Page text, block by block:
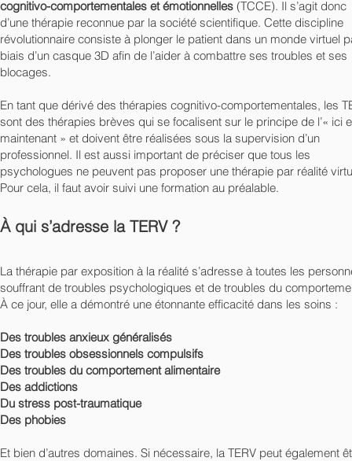
cognitivo-comportementales et émotionnelles (TCCE). Il s’agit donc
d’une thérapie reconnue par la société scientifique. Cette discipline
révolutionnaire consiste à plonger le patient dans un monde virtuel
biais d’un casque 3D afin de l’aider à combattre ses troubles et ses
blocages.
En tant que dérivé des thérapies cognitivo-comportementales, les
sont des thérapies brèves qui se focalisent sur le principe de l’« ici
maintenant » et doivent être réalisées sous la supervision d’un
professionnel. Il est aussi important de préciser que tous les
psychologues ne peuvent pas proposer une thérapie par réalité
Pour cela, il faut avoir suivi une formation au préalable.
À qui s’adresse la TERV ?
La thérapie par exposition à la réalité s’adresse à toutes les
souffrant de troubles psychologiques et de troubles du
À ce jour, elle a démontré une étonnante efficacité dans les soins :
Des troubles anxieux généralisés
Des troubles obsessionnels compulsifs
Des troubles du comportement alimentaire
Des addictions
Du stress post-traumatique
Des phobies
Et bien d’autres domaines. Si nécessaire, la TERV peut également